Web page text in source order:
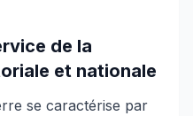
de la
et nationale
se caractérise par